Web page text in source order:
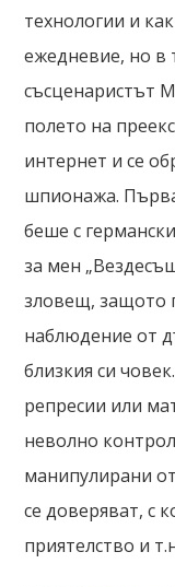
технологии и
ежедневие, но в
съсценаристът
полето на
интернет и се
шпионажа.
беше с
за мен
зловещ, защото
наблюдение от
близкия си
репресии или
неволно
манипулирани
се доверяват, с
приятелство и